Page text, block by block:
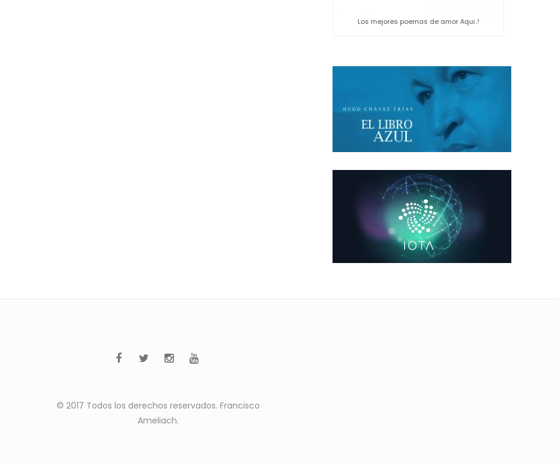
Los mejores poemas de amor Aqui..!
© 2017 Todos los derechos reservados. Francisco
Ameliach.